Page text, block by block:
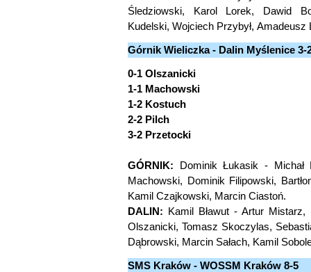
Śledziowski, Karol Lorek, Dawid
Kudelski, Wojciech Przybył,
Górnik Wieliczka - Dalin Myślenice 3-
0-1 Olszanicki
1-1 Machowski
1-2 Kostuch
2-2 Pilch
3-2 Przetocki
GÓRNIK: Dominik Łukasik - Michał
Machowski, Dominik Filipowski,
Kamil Czajkowski, Marcin Ciastoń.
DALIN: Kamil Bławut - Artur
Olszanicki, Tomasz Skoczylas,
Dąbrowski, Marcin Sałach, Kamil
SMS Kraków - WOSSM Kraków 8-5